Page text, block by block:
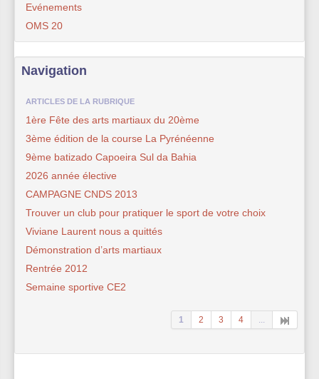
Evénements
OMS 20
Navigation
ARTICLES DE LA RUBRIQUE
1ère Fête des arts martiaux du 20ème
3ème édition de la course La Pyrénéenne
9ème batizado Capoeira Sul da Bahia
2026 année élective
CAMPAGNE CNDS 2013
Trouver un club pour pratiquer le sport de votre choix
Viviane Laurent nous a quittés
Démonstration d’arts martiaux
Rentrée 2012
Semaine sportive CE2
1 2 3 4